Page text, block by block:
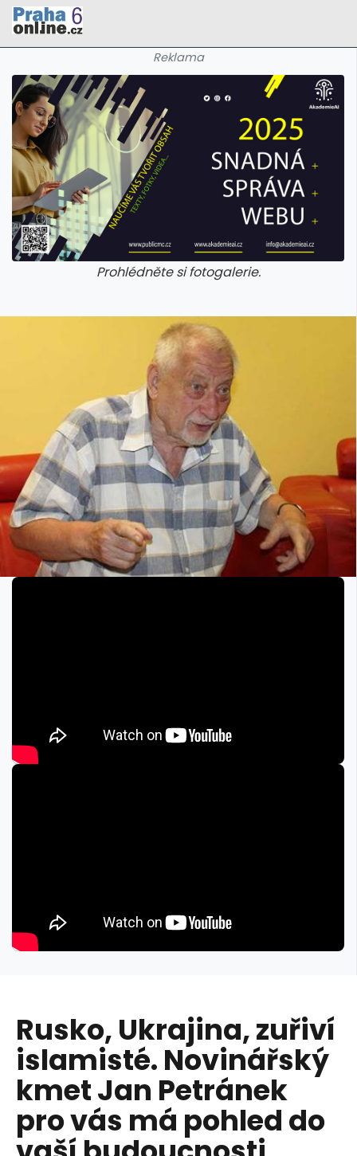
Reklama
Prohlédněte si fotogalerie.
Rusko, Ukrajina, zuřiví
islamisté. Novinářský
kmet Jan Petránek
pro vás má pohled do